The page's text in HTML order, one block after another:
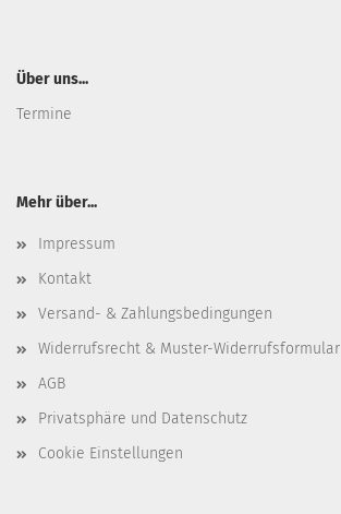
Über uns...
Termine
Mehr über...
Impressum
Kontakt
Versand- & Zahlungsbedingungen
Widerrufsrecht & Muster-Widerrufsformular
AGB
Privatsphäre und Datenschutz
Cookie Einstellungen